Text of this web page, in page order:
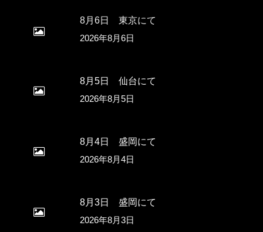
8月6日 東京にて
2026年8月6日
8月5日 仙台にて
2026年8月5日
8月4日 盛岡にて
2026年8月4日
8月3日 盛岡にて
2026年8月3日